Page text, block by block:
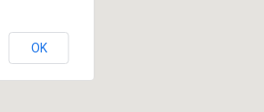
OK